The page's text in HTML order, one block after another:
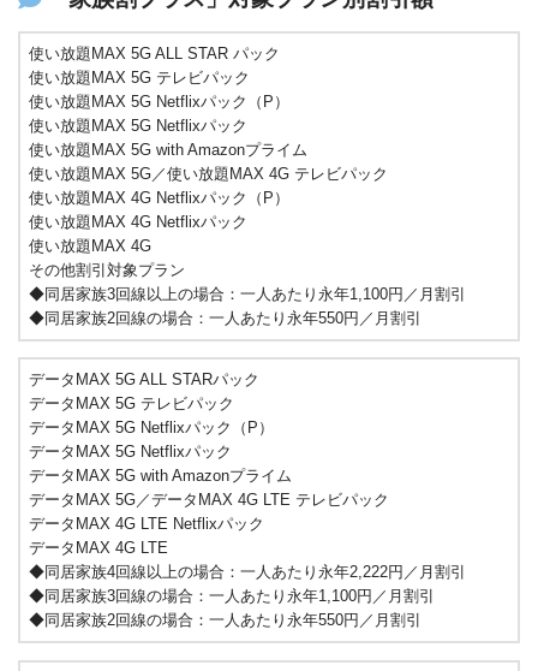
使い放題MAX 5G ALL STAR パック
使い放題MAX 5G テレビパック
使い放題MAX 5G Netflixパック（P）
使い放題MAX 5G Netflixパック
使い放題MAX 5G with Amazonプライム
使い放題MAX 5G／使い放題MAX 4G テレビパック
使い放題MAX 4G Netflixパック（P）
使い放題MAX 4G Netflixパック
使い放題MAX 4G
その他割引対象プラン
◆同居家族3回線以上の場合：一人あたり永年1,100円／月割引
◆同居家族2回線の場合：一人あたり永年550円／月割引
データMAX 5G ALL STARパック
データMAX 5G テレビパック
データMAX 5G Netflixパック（P）
データMAX 5G Netflixパック
データMAX 5G with Amazonプライム
データMAX 5G／データMAX 4G LTE テレビパック
データMAX 4G LTE Netflixパック
データMAX 4G LTE
◆同居家族4回線以上の場合：一人あたり永年2,222円／月割引
◆同居家族3回線の場合：一人あたり永年1,100円／月割引
◆同居家族2回線の場合：一人あたり永年550円／月割引